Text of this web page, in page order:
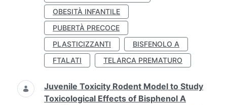
OBESITÀ INFANTILE
PUBERTÀ PRECOCE
PLASTICIZZANTI
BISFENOLO A
FTALATI
TELARCA PREMATURO
Juvenile Toxicity Rodent Model to Study
Toxicological Effects of Bisphenol A